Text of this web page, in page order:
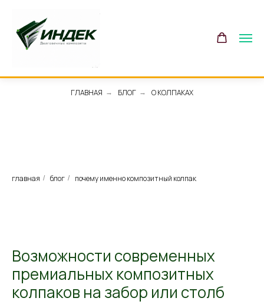
ГЛАВНАЯ → БЛОГ → О КОЛПАКАХ
главная / блог / почему именно композитный колпак
Возможности современных
премиальных композитных
колпаков на забор или столб